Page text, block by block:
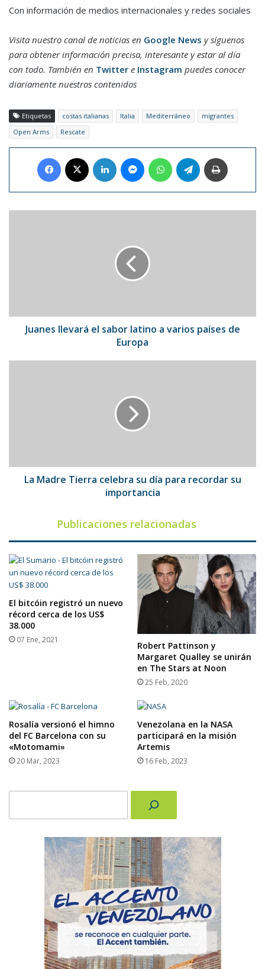
Con información de medios internacionales y redes sociales
Visita nuestro canal de noticias en Google News y síguenos
para obtener información precisa, interesante y estar al día
con todo. También en Twitter e Instagram puedes conocer
diariamente nuestros contenidos
Etiquetas costas italianas Italia Mediterráneo
migrantes
Open Arms
Rescate
Facebook LinkedIn MessengerWhatsAppTelegram
de
EuropaJuanes llevará el sabor latino a varios países de
Europa
su
importancia
La Madre Tierra celebra su día para recordar su
importancia
Publicaciones relacionadas
El bitcóin registró un nuevo
récord cerca de los US$
38.000
07 Ene, 2021
Robert Pattinson y
Margaret Qualley se unirán
en The Stars at Noon
25 Feb, 2020
Rosalía versionó el himno
del FC Barcelona con su
«Motomami»
20 Mar, 2023
Venezolana en la NASA
participará en la misión
Artemis
16 Feb, 2023